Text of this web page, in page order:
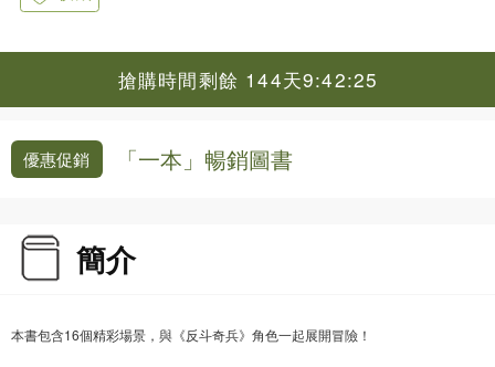
搶購時間剩餘 144天9:42:24
優惠促銷 「一本」暢銷圖書
簡介
本書包含16個精彩場景，與《反斗奇兵》角色一起展開冒險！